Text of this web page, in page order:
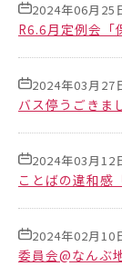
R6.6月定例会「
2024年06月25
バス停うごきま
2024年03月27
ことばの違和感
2024年03月12
委員会@なんぶ
2024年02月10